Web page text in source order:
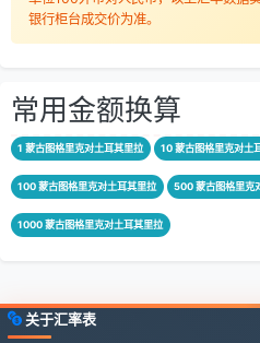
银行柜台成交价为准。
常用金额换算
1 蒙古图格里克对土耳其里拉 10 蒙古图格里克对土
100 蒙古图格里克对土耳其里拉 500 蒙古图格里克
1000 蒙古图格里克对土耳其里拉
关于汇率表